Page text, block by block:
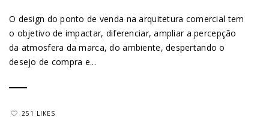
O design do ponto de venda na arquitetura comercial tem
o objetivo de impactar, diferenciar, ampliar a percepção
da atmosfera da marca, do ambiente, despertando o
desejo de compra e...
251 LIKES